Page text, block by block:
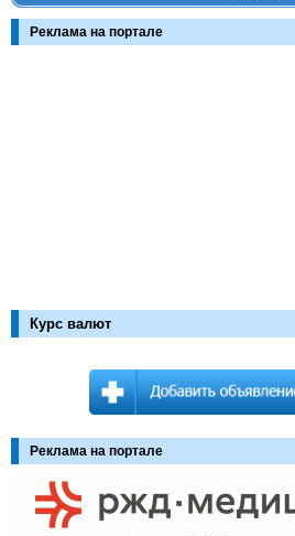
Реклама на портале
Курс валют
Реклама на портале